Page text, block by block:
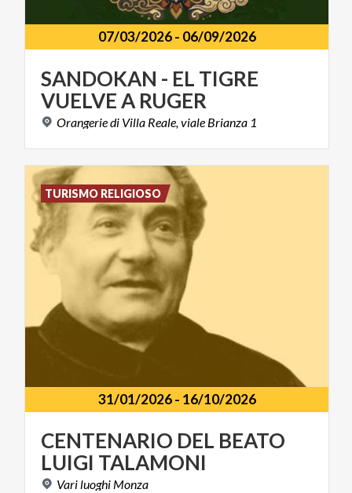
07/03/2026- 06/09/2026
SANDOKAN - EL TIGRE
VUELVEA RUGER
Orangeriedi Villa Reale, viale Brianza 1
31/01/2026- 16/10/2026
CENTENARIO DEL BEATO
LUIGI TALAMONI
Variluoghi Monza
TURISMO RELIGIOSO